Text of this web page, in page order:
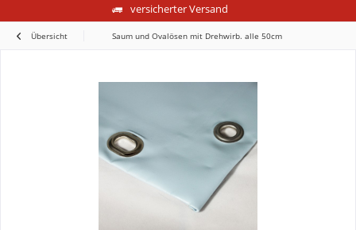
versicherter Versand
Übersicht Saum und Ovalösen mit Drehwirb. alle 50cm